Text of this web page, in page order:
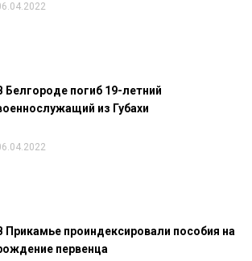
Белгороде погиб 19-летний
из Губахи
Прикамье проиндексировали пособия на
первенца